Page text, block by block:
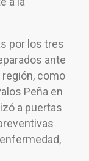
por los tres
ante
como
Peña en
a puertas